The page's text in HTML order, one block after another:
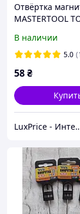
Отвёртка
MASTERTOOL
покрытием 49-
LuxPrice
В наличии
5.0
58₴
LuxPrice - Интернет магазин